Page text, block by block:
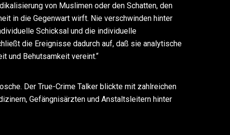
von Muslimen oder den Schatten, den
in die Gegenwart wirft. Nie verschwinden hinter
Schicksal und die individuelle
die Ereignisse dadurch auf, daß sie analytische
und Behutsamkeit vereint.“
Der True-Crime Talker blickte mit zahlreichen
Gefängnisärzten und Anstaltsleitern hinter